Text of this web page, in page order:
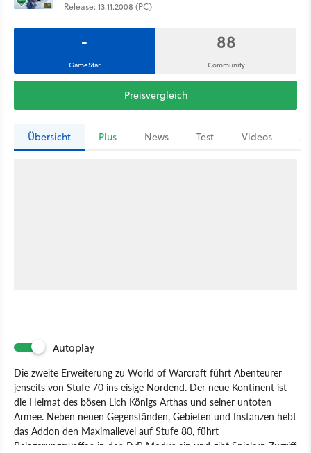
Release: 13.11.2008 (PC)
-
GameStar
88
Community
Preisvergleich
Übersicht Plus News Test Videos
Autoplay
Die zweite Erweiterung zu World of Warcraft führt Abenteurer
jenseits von Stufe 70 ins eisige Nordend. Der neue Kontinent ist
die Heimat des bösen Lich Königs Arthas und seiner untoten
Armee. Neben neuen Gegenständen, Gebieten und Instanzen hebt
das Addon den Maximallevel auf Stufe 80, führt
Belagerungswaffen in den PvP-Modus ein und gibt Spielern Zugriff